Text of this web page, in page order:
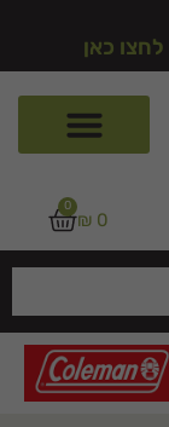
כאן
₪ 0
0